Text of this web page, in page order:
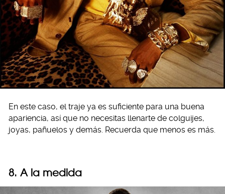
En este caso, el traje ya es suficiente para una buena
apariencia, así que no necesitas llenarte de colguijes,
joyas, pañuelos y demás. Recuerda que menos es más.
8. A la medida